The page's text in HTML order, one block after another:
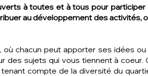
à toutes et à tous pour
au développement des activités,
chacun peut apporter ses idées ou
des sujets qui vous tiennent à
compte de la diversité du